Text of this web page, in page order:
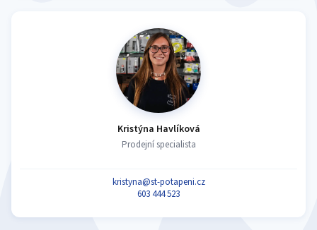
Kristýna Havlíková
Prodejní specialista
kristyna@st-potapeni.cz
603 444 523